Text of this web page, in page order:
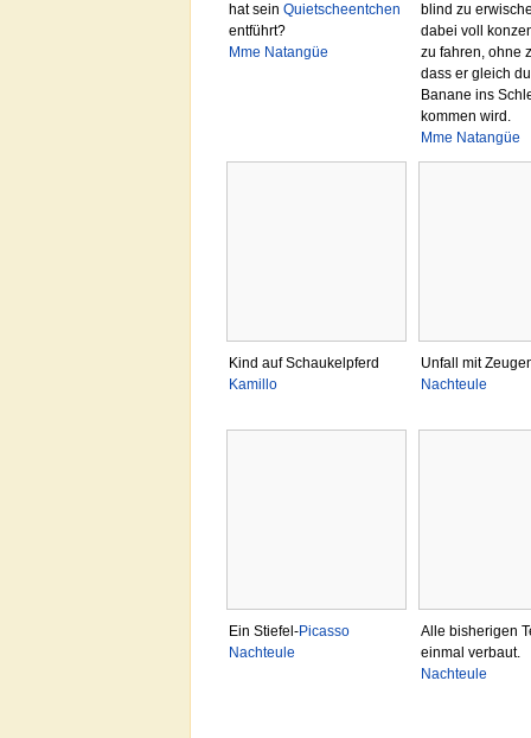
hat sein Quietscheentchen
entführt?
Mme Natangüe
blind zu
dabei voll
zu fahren, ohne
dass er gleich
Banane ins
kommen wird.
Mme Natangüe
Kind auf Schaukelpferd
Kamillo
Unfall mit
Nachteule
Ein Stiefel-Picasso
Nachteule
Alle bisherigen
einmal verbaut.
Nachteule